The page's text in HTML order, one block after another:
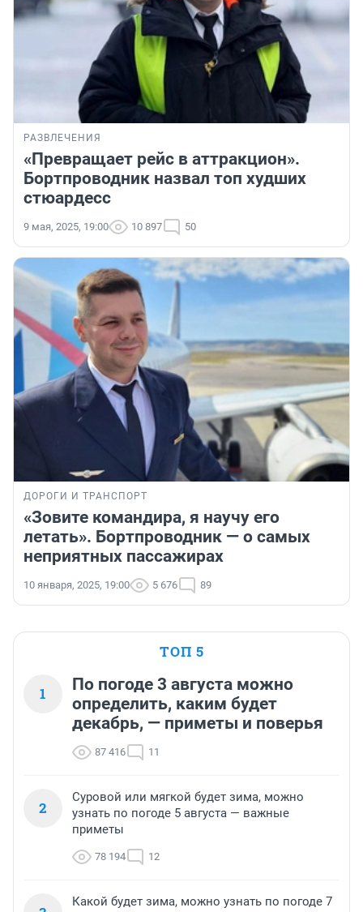
РАЗВЛЕЧЕНИЯ
«Превращает рейс в аттракцион».
Бортпроводник назвал топ худших
стюардесс
9 мая, 2025, 19:00 10 897 50
ДОРОГИ И ТРАНСПОРТ
«Зовите командира, я научу его
летать». Бортпроводник — о самых
неприятных пассажирах
10 января, 2025, 19:00 5 676 89
ТОП 5
1
По погоде 3 августа можно
определить, каким будет
декабрь, — приметы и поверья
87 416 11
2
Суровой или мягкой будет зима, можно
узнать по погоде 5 августа — важные
приметы
78 194 12
Какой будет зима, можно узнать по погоде 7